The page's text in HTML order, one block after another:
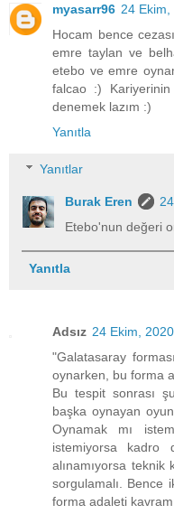
myasarr96 24 Ekim,
Hocam bence
emre taylan ve
etebo ve emre
falcao :)
denemek lazım :)
Yanıtla
Yanıtlar
Burak Eren
Etebo'nun değeri
Yanıtla
Adsız 24 Ekim,
"Galatasaray
oynarken, bu forma
Bu tespit sonrası
başka oynayan
Oynamak mı
istemiyorsa kadro
alınamıyorsa
sorgulamalı. Bence
forma adaleti